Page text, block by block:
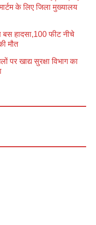
के लिए जिला मुख्यालय
हादसा,100 फीट नीचे
मौत
पर खाद्य सुरक्षा विभाग का